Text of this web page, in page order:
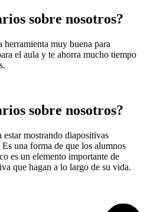
sobre nosotros?
muy buena para
el aula y te ahorra mucho tiempo
sobre nosotros?
mostrando diapositivas
una forma de que los alumnos
es un elemento importante de
que hagan a lo largo de su vida.